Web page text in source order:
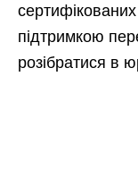
сертифікованих
підтримкою
розібратися в